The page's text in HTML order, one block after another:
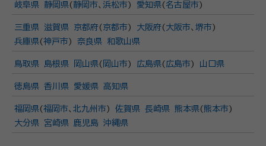
岐阜県
静岡県( 静岡市、 浜松市) 愛知県( 名古屋市)
三重県 滋賀県 京都府( 京都市) 大阪府( 大阪市、 堺市)
兵庫県(神戸市) 奈良県 和歌山県
鳥取県 島根県 岡山県( 岡山市) 広島県( 広島市) 山口県
徳島県 香川県 愛媛県 高知県
福岡県(福岡市、 北九州市) 佐賀県 長崎県 熊本県(熊本市)
大分県
宮崎県 鹿児島 沖縄県